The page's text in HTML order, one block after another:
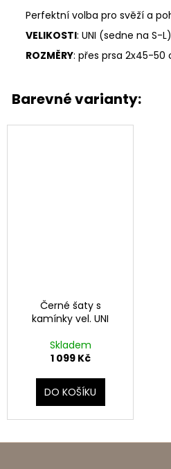
Perfektní volba pro svěží a
VELIKOSTI: UNI (sedne na S-L)
ROZMĚRY: přes prsa 2x45-50
Barevné varianty:
Černé šaty s
kamínky vel. UNI
Skladem
1 099 Kč
DO KOŠÍKU